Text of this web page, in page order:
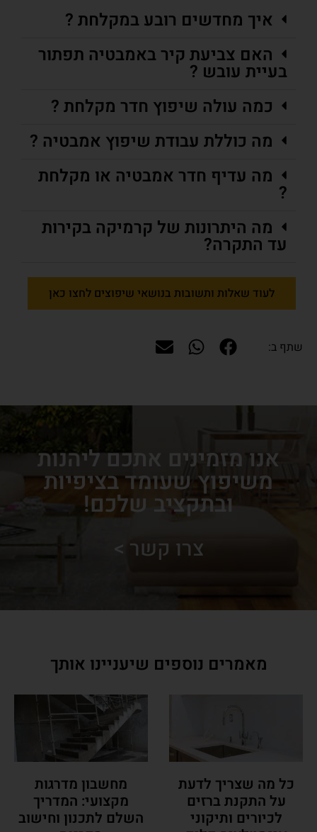
איך מחדשים רובע במקלחת ?
האם צביעת קיר באמבטיה תפתור
בעיית עובש ?
כמה עולה שיפוץ חדר מקלחת ?
מה כוללת עבודת שיפוץ אמבטיה ?
מה עדיף חדר אמבטיה או מקלחת
?
מה היתרונות של קרמיקה בקירות
עד התקרה?
לעוד שאלות ותשובות בנושאי שיפוצים לחצו כאן
שתף ב:
אנו מזמינים אתכם ליהנות
משיפוץ שעומד בציפיות
ובתקציב שלכם!
צרו קשר >
מאמרים נוספים שיעניינו אותך
כל מה שצריך לדעת
על התקנת ברזים
לכיורים ותיקוני
מחשבון מדרגות
מקצועי: המדריך
השלם לתכנון וחישוב